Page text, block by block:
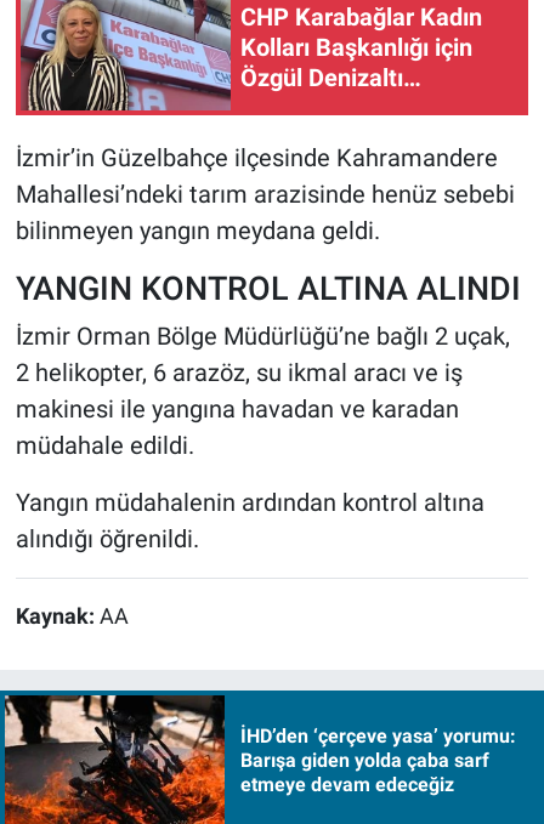
CHP Karabağlar Kadın
Kolları Başkanlığı için
Özgül Denizaltı
İzmir’in Güzelbahçe ilçesinde Kahramandere
Mahallesi’ndeki tarım arazisinde henüz sebebi
bilinmeyen yangın meydana geldi.
YANGIN KONTROL ALTINA ALINDI
İzmir Orman Bölge Müdürlüğü’ne bağlı 2 uçak,
2 helikopter, 6 arazöz, su ikmal aracı ve iş
makinesi ile yangına havadan ve karadan
müdahale edildi.
Yangın müdahalenin ardından kontrol altına
alındığı öğrenildi.
Kaynak: AA
İHD’den ‘çerçeve yasa’ yorumu:
Barışa giden yolda çaba sarf
etmeye devam edeceğiz